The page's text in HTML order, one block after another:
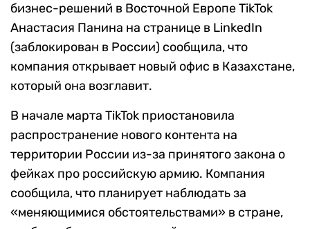
бизнес-решений в Восточной Европе TikTok
Анастасия Панина на странице в LinkedIn
(заблокирован в России) сообщила, что
компания открывает новый офис в Казахстане,
который она возглавит.
В начале марта TikTok приостановила
распространение нового контента на
территории России из-за принятого закона о
фейках про российскую армию. Компания
сообщила, что планирует наблюдать за
«меняющимися обстоятельствами» в стране,